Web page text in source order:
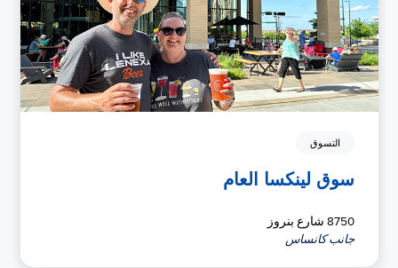
التسوق
سوق لينكسا العام
8750 شارع بنروز
جانب كانساس